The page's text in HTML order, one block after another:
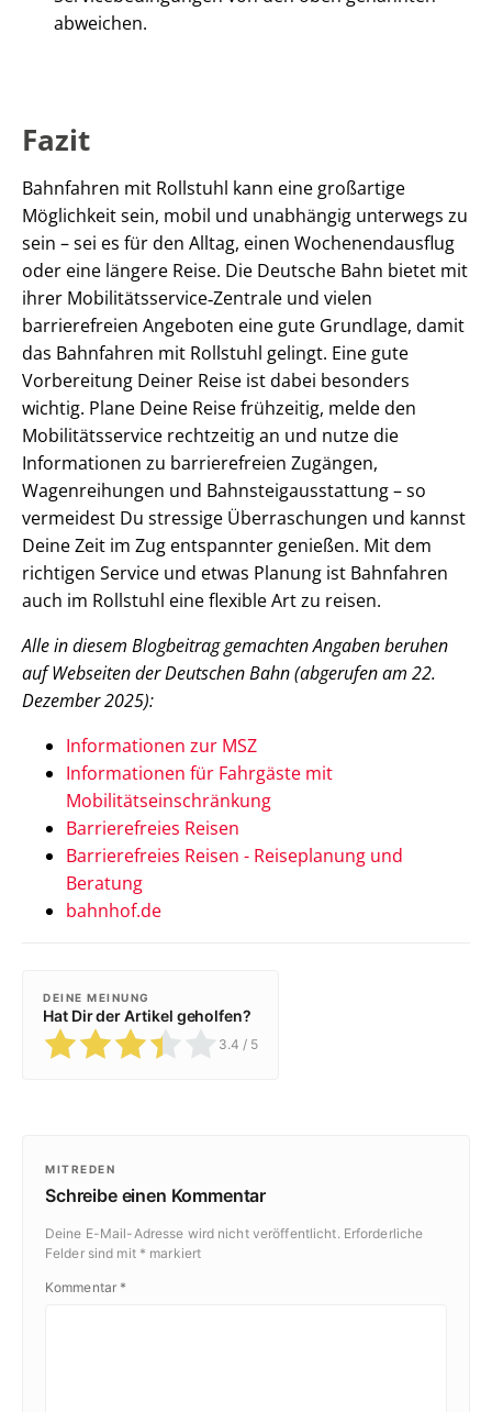
abweichen.
Fazit
Bahnfahren mit Rollstuhl kann eine großartige
Möglichkeit sein, mobil und unabhängig unterwegs zu
sein – sei es für den Alltag, einen Wochenendausflug
oder eine längere Reise. Die Deutsche Bahn bietet mit
ihrer Mobilitätsservice‑Zentrale und vielen
barrierefreien Angeboten eine gute Grundlage, damit
das Bahnfahren mit Rollstuhl gelingt. Eine gute
Vorbereitung Deiner Reise ist dabei besonders
wichtig. Plane Deine Reise frühzeitig, melde den
Mobilitätsservice rechtzeitig an und nutze die
Informationen zu barrierefreien Zugängen,
Wagenreihungen und Bahnsteigausstattung – so
vermeidest Du stressige Überraschungen und kannst
Deine Zeit im Zug entspannter genießen. Mit dem
richtigen Service und etwas Planung ist Bahnfahren
auch im Rollstuhl eine flexible Art zu reisen.
Alle in diesem Blogbeitrag gemachten Angaben beruhen
auf Webseiten der Deutschen Bahn (abgerufen am 22.
Dezember 2025):
Informationen zur MSZ
Informationen für Fahrgäste mit
Mobilitätseinschränkung
Barrierefreies Reisen
Barrierefreies Reisen - Reiseplanung und
Beratung
bahnhof.de
DEINE MEINUNG
Hat Dir der Artikel geholfen?
3.4 / 5
MITREDEN
Schreibe einen Kommentar
Deine E-Mail-Adresse wird nicht veröffentlicht. Erforderliche
Felder sind mit * markiert
Kommentar *